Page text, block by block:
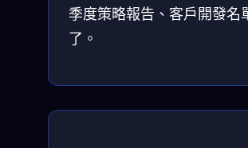
季度策略報告、客戶開發名
了。